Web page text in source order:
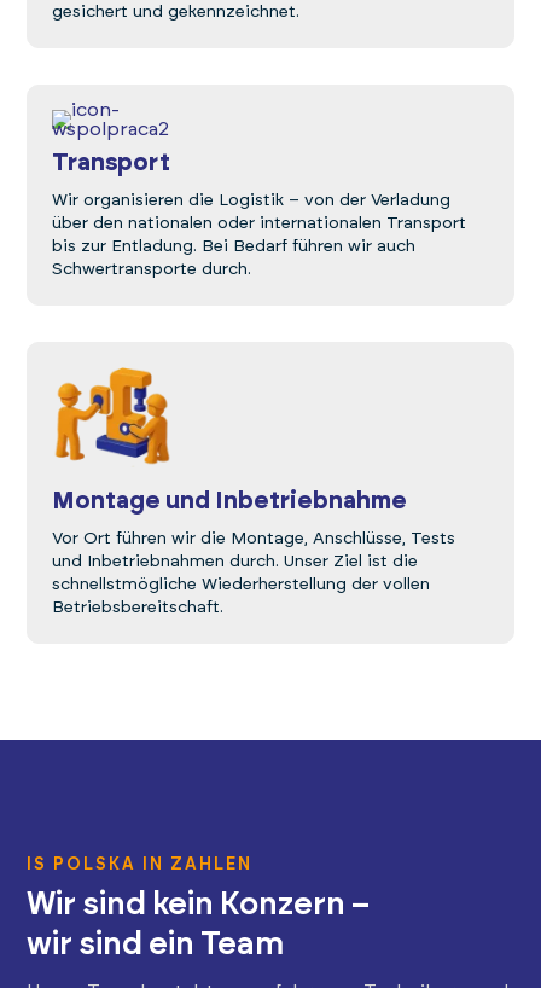
gesichert und gekennzeichnet.
Transport
Wir organisieren die Logistik – von der Verladung
über den nationalen oder internationalen Transport
bis zur Entladung. Bei Bedarf führen wir auch
Schwertransporte durch.
Montage und Inbetriebnahme
Vor Ort führen wir die Montage, Anschlüsse, Tests
und Inbetriebnahmen durch. Unser Ziel ist die
schnellstmögliche Wiederherstellung der vollen
Betriebsbereitschaft.
IS POLSKA IN ZAHLEN
Wir sind kein Konzern –
wir sind ein Team